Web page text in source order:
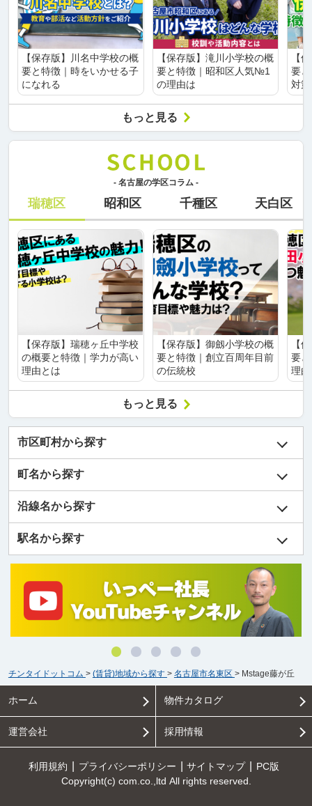
【保存版】川名中学校の概
要と特徴｜時をいかせる子
になれる
【保存版】滝川小学校の概
要と特徴｜昭和区人気№1
の理由は
【
要
対
もっと見る
- 名古屋の学区コラム -
瑞穂区 昭和区 千種区 天白区
【保存版】瑞穂ヶ丘中学校
の概要と特徴｜学力が高い
理由とは
【保存版】御劔小学校の概
要と特徴｜創立百周年目前
の伝統校
【
要
理
もっと見る
市区町村から探す
町名から探す
沿線名から探す
駅名から探す
チンタイドットコム > (賃貸)地域から探す > 名古屋市名東区 > Mstage藤が丘
ホーム 物件カタログ
運営会社 採用情報
利用規約 プライバシーポリシー サイトマップ
PC版
Copyright(c) com.co.,ltd All rights reserved.